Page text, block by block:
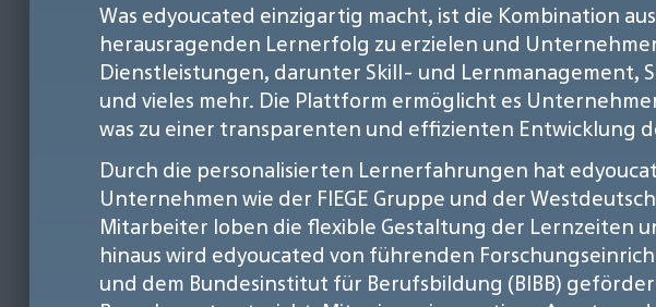
Was edyoucated einzigartig macht, ist die Kombination
herausragenden Lernerfolg zu erzielen und
Dienstleistungen, darunter Skill- und
und vieles mehr. Die Plattform ermöglicht es
was zu einer transparenten und effizienten Entwicklung
Durch die personalisierten Lernerfahrungen hat
Unternehmen wie der FIEGE Gruppe und der
Mitarbeiter loben die flexible Gestaltung der Lernzeiten
hinaus wird edyoucated von führenden
und dem Bundesinstitut für Berufsbildung (BIBB)